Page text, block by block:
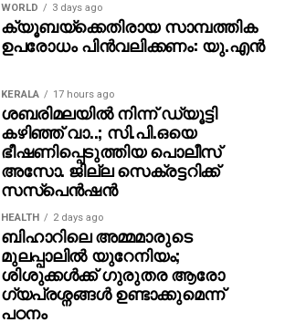
WORLD 3 days ago
ക്യൂബയ്ക്കെതിരായ സാമ്പത്തിക
ഉപരോധം പിന്‍വലിക്കണം: യു.എന്‍
KERALA 17 hours ago
ശബരിമലയില്‍ നിന്ന് ഡ്യൂട്ടി
കഴിഞ്ഞ് വാ..; സി.പി.ഒയെ
ഭീഷണിപ്പെടുത്തിയ പൊലീസ്
അസോ. ജില്ല സെക്രട്ടറിക്ക്
സസ്‌പെന്‍ഷന്‍
HEALTH 2 days ago
ബിഹാറിലെ അമ്മമാരുടെ
മുലപ്പാലിൽ യുറേനിയം;
ശിശുക്കൾക്ക് ​ഗുരുതര ആരോ​
ഗ്യപ്രശ്നങ്ങൾ ഉണ്ടാക്കുമെന്ന്
പഠനം